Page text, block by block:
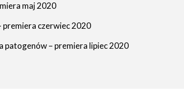
maj 2020
premiera czerwiec 2020
patogenów – premiera lipiec 2020